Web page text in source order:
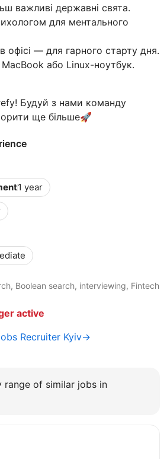
важливі державні свята.
для ментального
офісі — для гарного старту дня.
MacBook або Linux-ноутбук.
Будуй з нами команду
ще більше🚀
1 year
Boolean search, interviewing, Fintech
active
Recruiter Kyiv→
range of similar jobs in